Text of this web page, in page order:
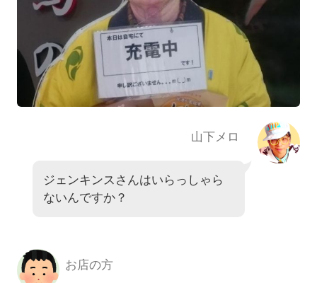
山下メロ
ジェンキンスさんはいらっしゃら
ないんですか？
お店の方